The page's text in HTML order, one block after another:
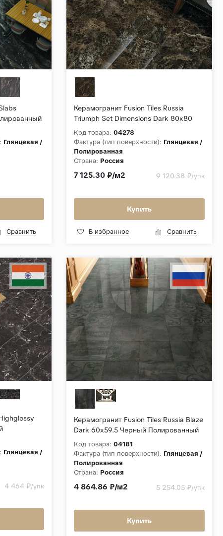
Глянцевая /
Сравнить
Керамогранит Fusion Tiles Russia
Triumph Set Dimensions Dark 80x80
Черный Полированный
Код товара: 04278
Фактура (тип поверхности): Глянцевая /
Полированная
Страна: Россия
Коллекция: Triumph Set Dimensions
7 125.30 ₽/м2 9 120.38 ₽/упк
Купить
В избранное Сравнить
Глянцевая /
4 464 ₽/упк
Керамогранит Fusion Tiles Russia Blaze
Dark 60x59.5 Черный Полированный
Код товара: 04181
Фактура (тип поверхности): Глянцевая /
Полированная
Страна: Россия
Коллекция: Blaze
4 864.86 ₽/м2 5 254.05 ₽/упк
Купить